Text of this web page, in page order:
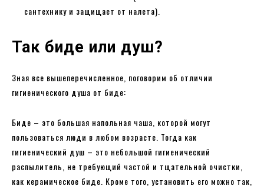
сантехнику и защищает от налета).
Так биде или душ?
Зная все вышеперечисленное, поговорим об отличии
гигиенического душа от биде:
Биде – это большая напольная чаша, которой могут
пользоваться люди в любом возрасте. Тогда как
гигиенический душ – это небольшой гигиенический
распылитель, не требующий частой и тщательной очистки,
как керамическое биде. Кроме того, установить его можно так,